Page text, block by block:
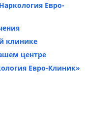
Евро-
клинике
центре
Евро-Клиник»